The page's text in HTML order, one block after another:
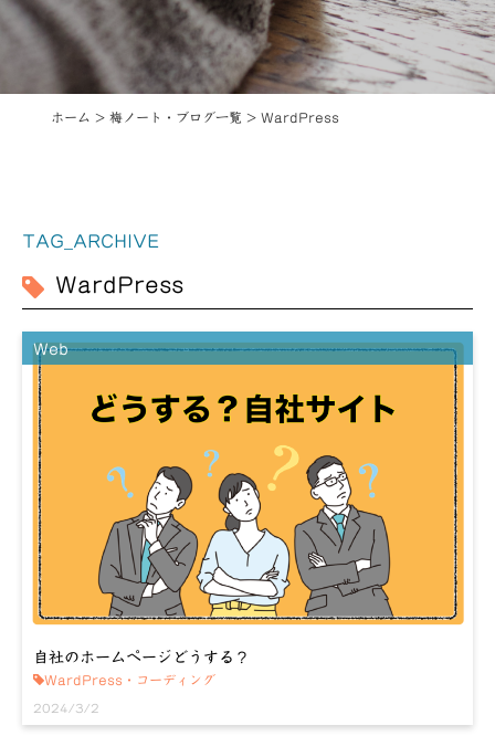
ホーム > 梅ノート・ブログ一覧 > WardPress
TAG_ARCHIVE
WardPress
Web
自社のホームページどうする？
WardPress・コーディング
2024/3/2